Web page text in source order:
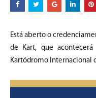
Está aberto o
de Kart, que
Kartódromo Internacional